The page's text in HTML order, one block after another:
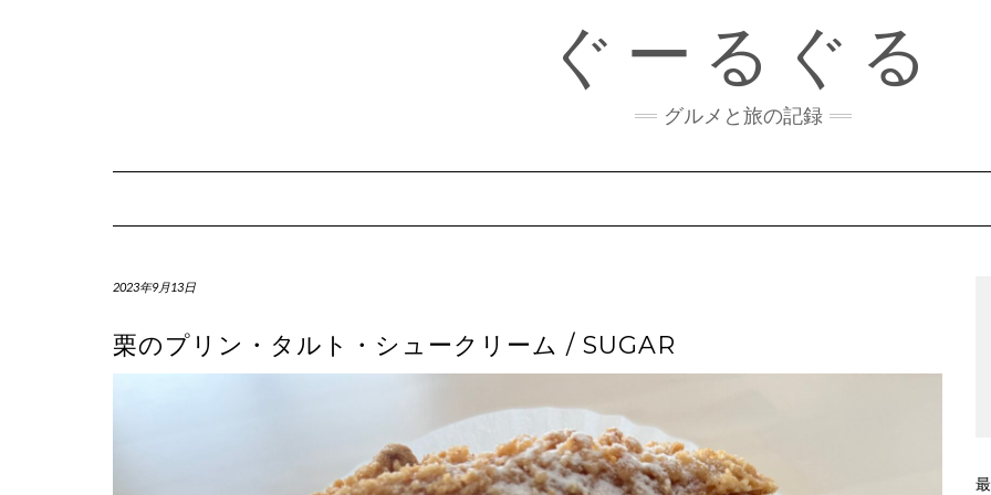
ぐーるぐる
グルメと旅の記録
2023年9月13日
栗のプリン・タルト・シュークリーム / SUGAR